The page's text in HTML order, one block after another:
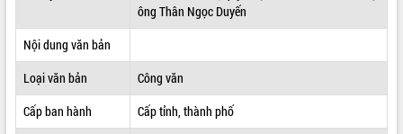
ĐIỂM TIN VĂN BẢN
ông Thân Ngọc Duyến
Nội dung văn bản
Loại văn bản
Công văn
Cấp ban hành
Cấp tỉnh, thành phố